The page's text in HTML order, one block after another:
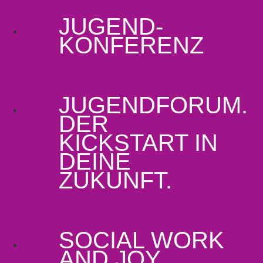
JUGEND­
KONFERENZ
JUGENDFORUM.
DER
KICKSTART IN
DEINE
ZUKUNFT.
SOCIAL WORK